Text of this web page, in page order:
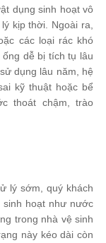
dụng sinh hoạt vô
kịp thời. Ngoài ra,
các loại rác khó
dễ bị tích tụ lâu
dụng lâu năm, hệ
kỹ thuật hoặc bể
thoát chậm, trào
lý sớm, quý khách
sinh hoạt như nước
trong nhà vệ sinh
này kéo dài còn